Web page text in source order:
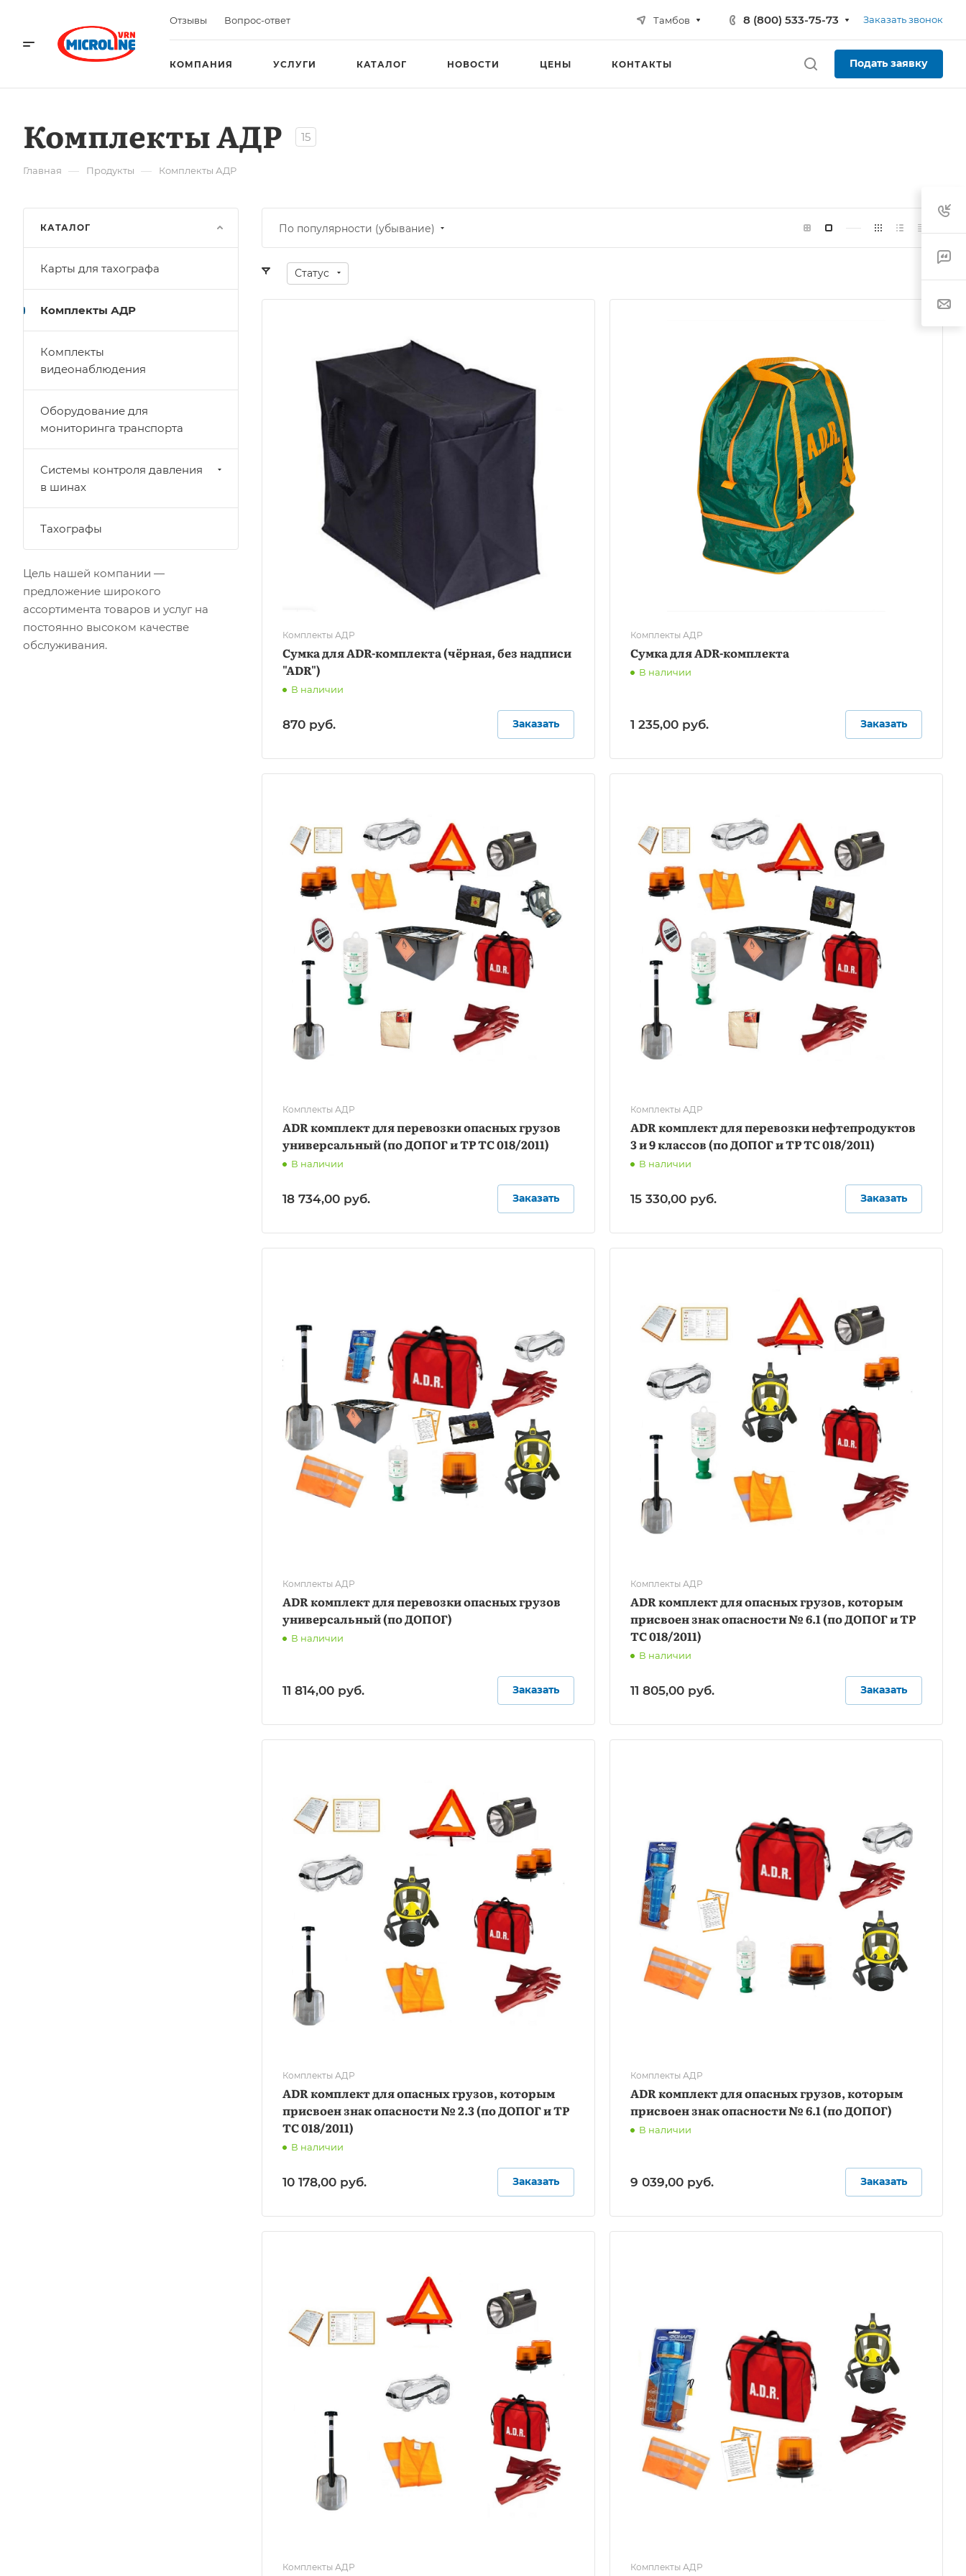
Отзывы Вопрос-ответ Тамбов 8 (800) 533-75-73 Заказать звонок
КОМПАНИЯ УСЛУГИ КАТАЛОГ НОВОСТИ ЦЕНЫ КОНТАКТЫ Подать заявку
Комплекты АДР 15
Главная — Продукты — Комплекты АДР
По популярности (убывание)
Статус
Комплекты АДР
Сумка для ADR-комплекта (чёрная, без надписи
"ADR")
В наличии
870 руб. Заказать
Комплекты АДР
Сумка для ADR-комплекта
В наличии
1 235,00 руб. Заказать
Комплекты АДР
ADR комплект для перевозки опасных грузов
универсальный (по ДОПОГ и ТР ТС 018/2011)
В наличии
18 734,00 руб. Заказать
Комплекты АДР
ADR комплект для перевозки нефтепродуктов
3 и 9 классов (по ДОПОГ и ТР ТС 018/2011)
В наличии
15 330,00 руб. Заказать
Комплекты АДР
ADR комплект для перевозки опасных грузов
универсальный (по ДОПОГ)
В наличии
11 814,00 руб. Заказать
Комплекты АДР
ADR комплект для опасных грузов, которым
присвоен знак опасности № 6.1 (по ДОПОГ и ТР
ТС 018/2011)
В наличии
11 805,00 руб. Заказать
Комплекты АДР
ADR комплект для опасных грузов, которым
присвоен знак опасности № 2.3 (по ДОПОГ и ТР
ТС 018/2011)
В наличии
10 178,00 руб. Заказать
Комплекты АДР
ADR комплект для опасных грузов, которым
присвоен знак опасности № 6.1 (по ДОПОГ)
В наличии
9 039,00 руб. Заказать
Комплекты АДР Комплекты АДР
КАТАЛОГ
Карты для тахографа
Комплекты АДР
Комплекты
видеонаблюдения
Оборудование для
мониторинга транспорта
Системы контроля давления
в шинах
Тахографы
Цель нашей компании —
предложение широкого
ассортимента товаров и услуг на
постоянно высоком качестве
обслуживания.